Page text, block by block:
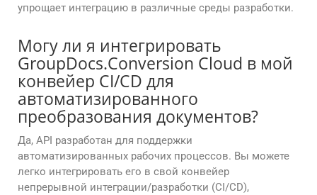
упрощает интеграцию в различные среды разработки.
Могу ли я интегрировать
GroupDocs.Conversion Cloud в мой
конвейер CI/CD для
автоматизированного
преобразования документов?
Да, API разработан для поддержки
автоматизированных рабочих процессов. Вы можете
легко интегрировать его в свой конвейер
непрерывной интеграции/разработки (CI/CD),